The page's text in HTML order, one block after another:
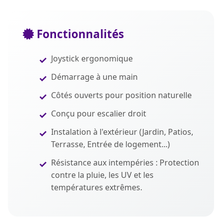
Fonctionnalités
Joystick ergonomique
Démarrage à une main
Côtés ouverts pour position naturelle
Conçu pour escalier droit
Instalation à l'extérieur (Jardin, Patios,
Terrasse, Entrée de logement...)
Résistance aux intempéries : Protection
contre la pluie, les UV et les
températures extrêmes.